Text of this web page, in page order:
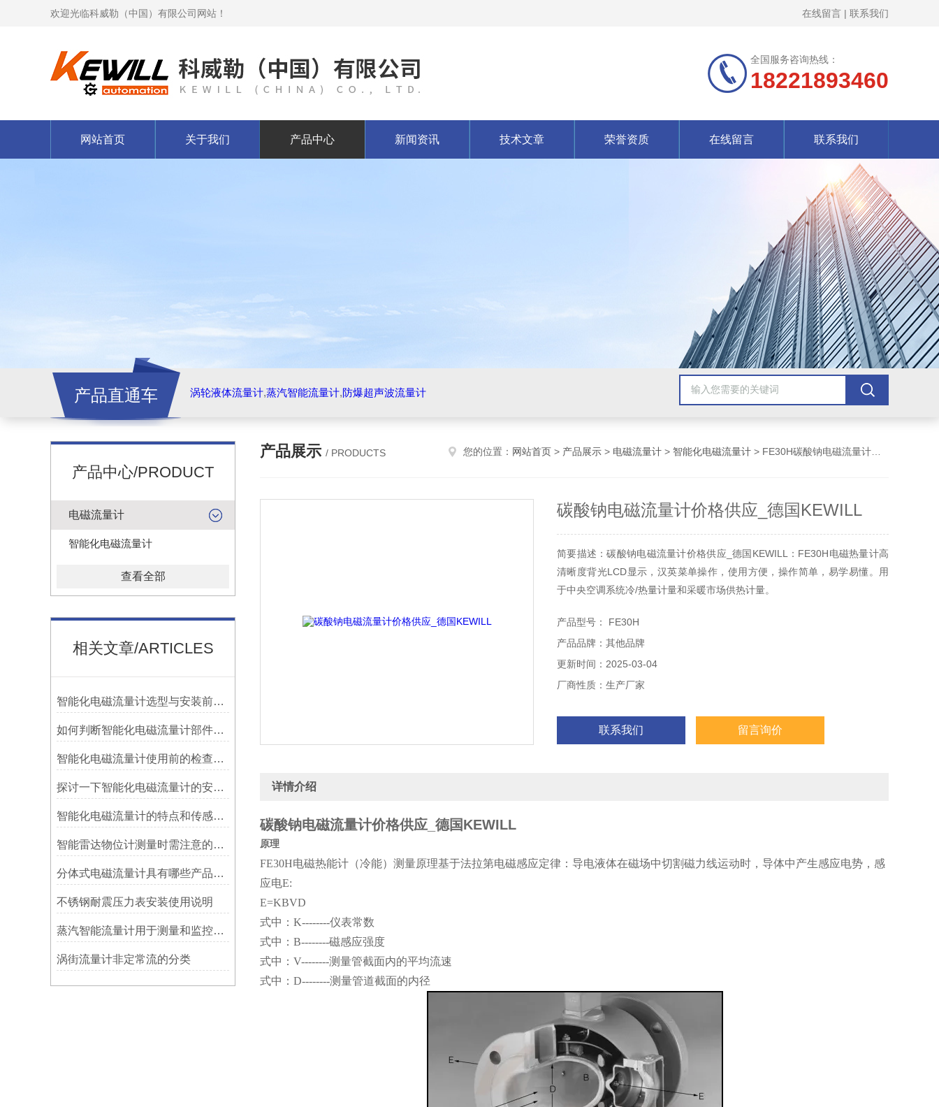
欢迎光临科威勒（中国）有限公司网站！ 在线留言 | 联系我们
全国服务咨询热线：
18221893460
网站首页 关于我们 产品中心 新闻资讯 技术文章 荣誉资质 在线留言 联系我们
产品直通车 涡轮液体流量计,蒸汽智能流量计,防爆超声波流量计
产品中心/PRODUCT
电磁流量计
智能化电磁流量计
查看全部
相关文章/ARTICLES
智能化电磁流量计选型与安装前准备
如何判断智能化电磁流量计部件是否需要更换
智能化电磁流量计使用前的检查工作
探讨一下智能化电磁流量计的安装要求
智能化电磁流量计的特点和传感器安装要点
智能雷达物位计测量时需注意的事项
分体式电磁流量计具有哪些产品特点呢？
不锈钢耐震压力表安装使用说明
蒸汽智能流量计用于测量和监控蒸汽流量的设备
涡街流量计非定常流的分类
产品展示 / PRODUCTS 您的位置： 网站首页 > 产品展示 > 电磁流量计 > 智能化电磁流量计 > FE30H碳酸钠电磁流量计价格供应_德国KEWILL
碳酸钠电磁流量计价格供应_德国KEWILL
简要描述：碳酸钠电磁流量计价格供应_德国KEWILL：FE30H电磁热量计高
清晰度背光LCD显示，汉英菜单操作，使用方便，操作简单，易学易懂。用
于中央空调系统冷/热量计量和采暖市场供热计量。
产品型号： FE30H
产品品牌：其他品牌
更新时间：2025-03-04
厂商性质：生产厂家
联系我们 留言询价
详情介绍
碳酸钠电磁流量计价格供应_德国KEWILL
原理
FE30H电磁热能计（冷能）测量原理基于法拉第电磁感应定律：导电液体在磁场中切割磁力线运动时，导体中产生感应电势，感
应电E:
E=KBVD
式中：K--------仪表常数
式中：B--------磁感应强度
式中：V--------测量管截面内的平均流速
式中：D--------测量管道截面的内径